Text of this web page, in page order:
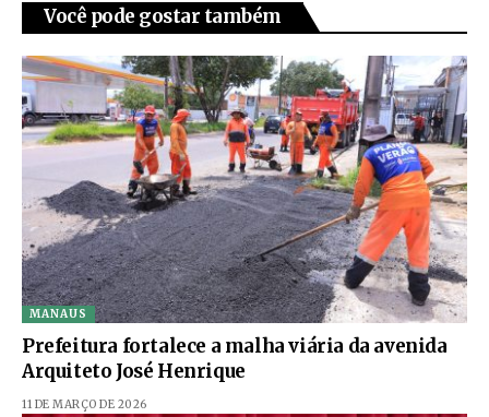
Você pode gostar também
MANAUS
Prefeitura fortalece a malha viária da avenida
Arquiteto José Henrique
11 DE MARÇO DE 2026